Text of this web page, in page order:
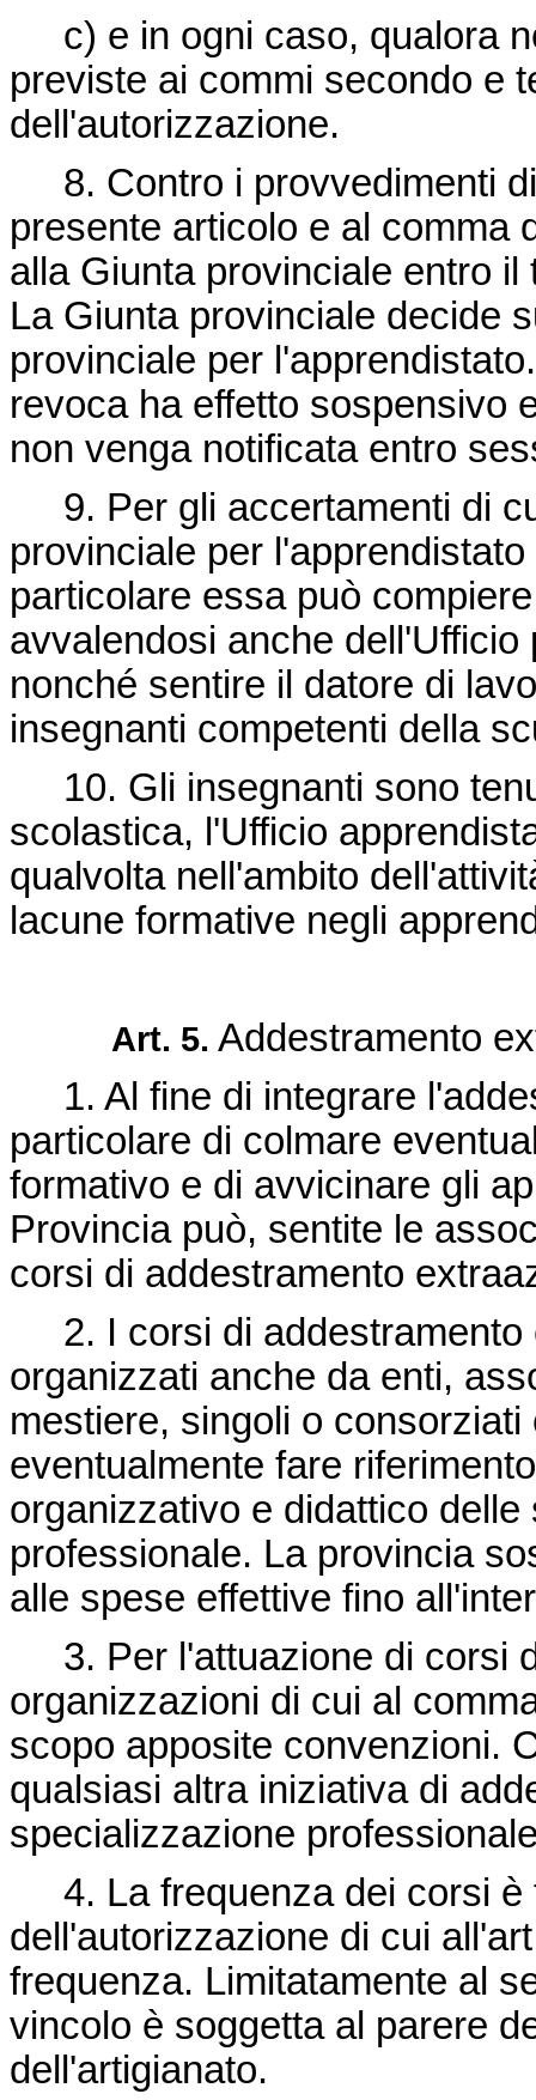
c) e in ogni caso, qualora
previste ai commi secondo e
dell'autorizzazione.
8. Contro i provvedimenti
presente articolo e al comma
alla Giunta provinciale entro
La Giunta provinciale decide
provinciale per
revoca ha effetto sospensivo
non venga notificata entro
9. Per gli accertamenti di
provinciale per
particolare essa può
avvalendosi anche
nonché sentire il datore di
insegnanti competenti della
10. Gli insegnanti sono
scolastica, l'Ufficio
qualvolta nell'ambito
lacune formative negli
Art. 5. Addestramento
1. Al fine di integrare
particolare di colmare
formativo e di avvicinare gli
Provincia può, sentite le
corsi di addestramento
2. I corsi di addestramento
organizzati anche da enti,
mestiere, singoli o
eventualmente fare
organizzativo e didattico
professionale. La provincia
alle spese effettive fino
3. Per l'attuazione di corsi
organizzazioni di cui al
scopo apposite convenzioni.
qualsiasi altra iniziativa di
specializzazione
4. La frequenza dei corsi è
dell'autorizzazione di cui
frequenza. Limitatamente al
vincolo è soggetta al parere
dell'artigianato.